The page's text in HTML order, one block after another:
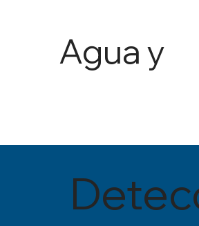
Agua y
ura